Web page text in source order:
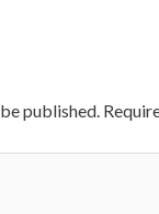
published.